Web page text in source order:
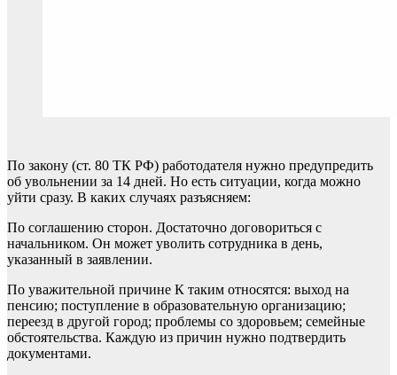
По закону (ст. 80 ТК РФ) работодателя нужно предупредить
об увольнении за 14 дней. Но есть ситуации, когда можно
уйти сразу. В каких случаях разъясняем:
По соглашению сторон. Достаточно договориться с
начальником. Он может уволить сотрудника в день,
указанный в заявлении.
По уважительной причине К таким относятся: выход на
пенсию; поступление в образовательную организацию;
переезд в другой город; проблемы со здоровьем; семейные
обстоятельства. Каждую из причин нужно подтвердить
документами.